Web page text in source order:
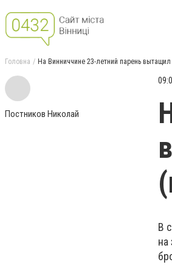
Головна На Винниччине 23-летний парень
Постников Николай
В
на